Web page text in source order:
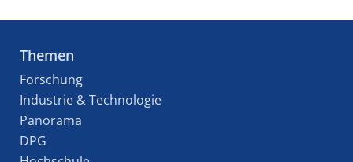
Themen
Forschung
Industrie & Technologie
Panorama
DPG